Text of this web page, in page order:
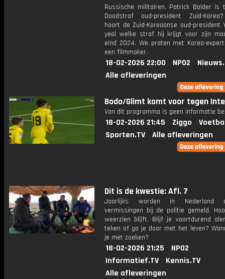
Russische militairen. Patrick Bolder is
Doodstraf oud-president Zuid-
hoort de Zuid-Koreaanse oud-president
yeol welke straf hij krijgt voor zijn
eind 2024. We praten met Korea-
een filmmaker.
18-02-2026 22:00 NPO2
Alle afleveringen
Bodo/Glimt komt voor tegen
Van dit programma is geen informatie
18-02-2026 21:45 Ziggo
Sporten.TV
Alle afleveringen
Dit is de kwestie: Afl. 7
Jaarlijks worden in Nederland
vermissingen bij de politie gemeld.
weerzien blijft. Blijf je voortdurend
teken of ga je door met het leven?
je met zoeken?
18-02-2026 21:25
NPO2
Informatief.TV
Kennis.TV
Alle afleveringen